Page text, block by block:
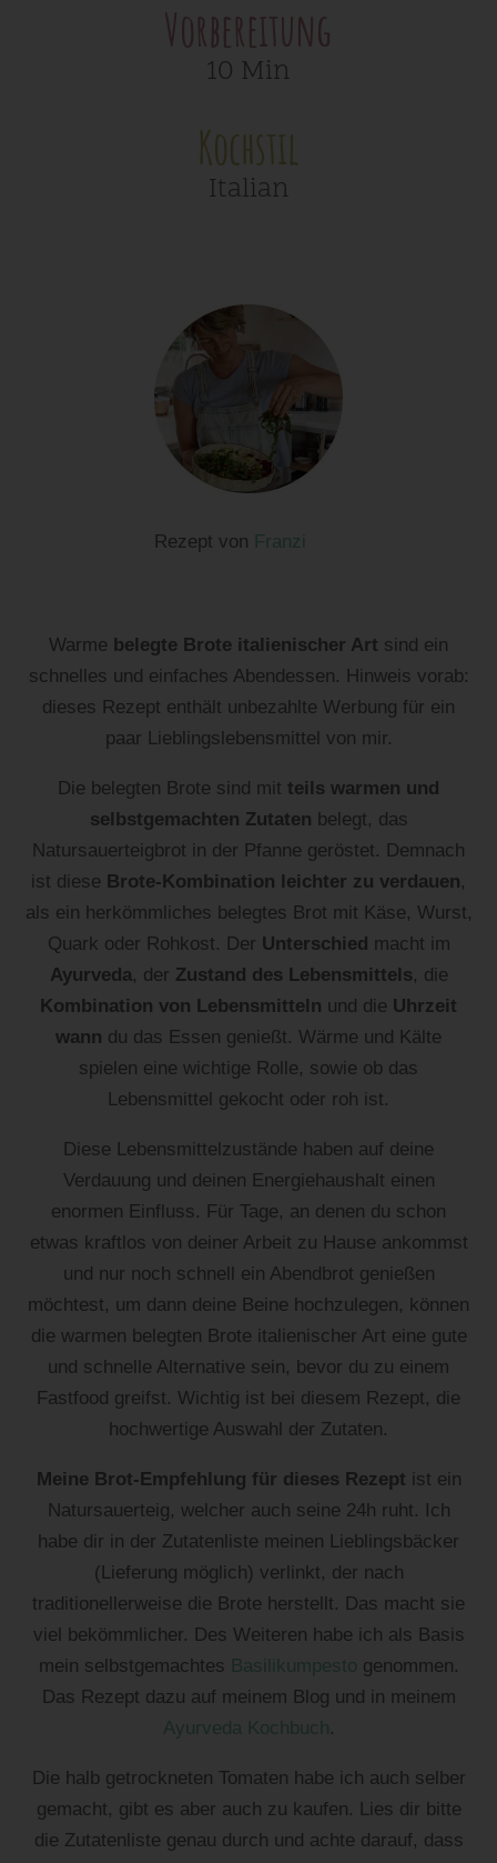
Vorbereitung
10 Min
Kochstil
Italian
Rezept von Franzi
Warme belegte Brote italienischer Art sind ein
schnelles und einfaches Abendessen. Hinweis vorab:
dieses Rezept enthält unbezahlte Werbung für ein
paar Lieblingslebensmittel von mir.
Die belegten Brote sind mit teils warmen und
selbstgemachten Zutaten belegt, das
Natursauerteigbrot in der Pfanne geröstet. Demnach
ist diese Brote-Kombination leichter zu verdauen,
als ein herkömmliches belegtes Brot mit Käse, Wurst,
Quark oder Rohkost. Der Unterschied macht im
Ayurveda, der Zustand des Lebensmittels, die
Kombination von Lebensmitteln und die Uhrzeit
wann du das Essen genießt. Wärme und Kälte
spielen eine wichtige Rolle, sowie ob das
Lebensmittel gekocht oder roh ist.
Diese Lebensmittelzustände haben auf deine
Verdauung und deinen Energiehaushalt einen
enormen Einfluss. Für Tage, an denen du schon
etwas kraftlos von deiner Arbeit zu Hause ankommst
und nur noch schnell ein Abendbrot genießen
möchtest, um dann deine Beine hochzulegen, können
die warmen belegten Brote italienischer Art eine gute
und schnelle Alternative sein, bevor du zu einem
Fastfood greifst. Wichtig ist bei diesem Rezept, die
hochwertige Auswahl der Zutaten.
Meine Brot-Empfehlung für dieses Rezept ist ein
Natursauerteig, welcher auch seine 24h ruht. Ich
habe dir in der Zutatenliste meinen Lieblingsbäcker
(Lieferung möglich) verlinkt, der nach
traditionellerweise die Brote herstellt. Das macht sie
viel bekömmlicher. Des Weiteren habe ich als Basis
mein selbstgemachtes Basilikumpesto genommen.
Das Rezept dazu auf meinem Blog und in meinem
Ayurveda Kochbuch.
Die halb getrockneten Tomaten habe ich auch selber
gemacht, gibt es aber auch zu kaufen. Lies dir bitte
die Zutatenliste genau durch und achte darauf, dass